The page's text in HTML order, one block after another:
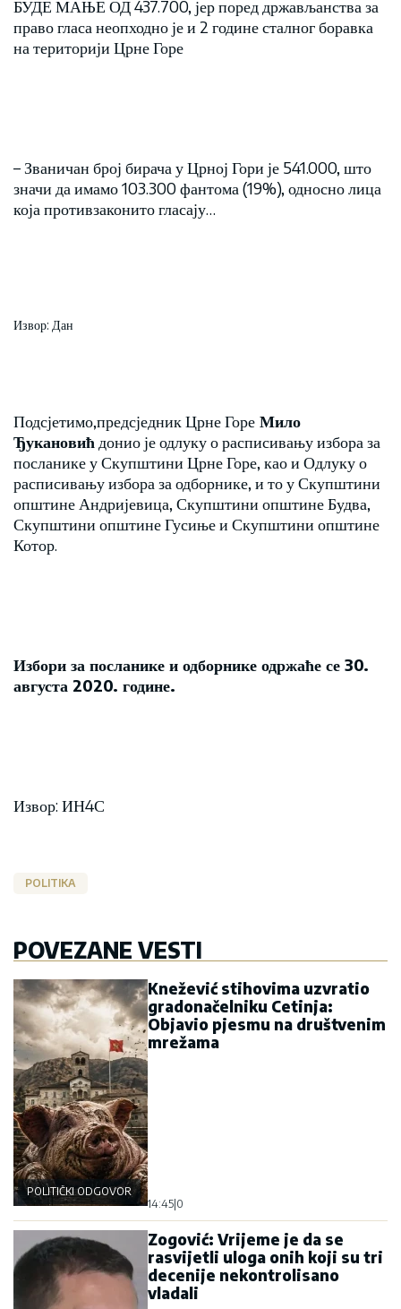
БУДЕ МАЊЕ ОД 437.700, јер поред држављанства за
право гласа неопходно је и 2 године сталног боравка
на територији Црне Горе
– Званичан број бирача у Црној Гори је 541.000, што
значи да имамо 103.300 фантома (19%), односно лица
која противзаконито гласају…
Извор: Дан
Подсјетимо,предсједник Црне Горе Мило
Ђукановић донио је одлуку о расписивању избора за
посланике у Скупштини Црне Горе, као и Одлуку о
расписивању избора за одборнике, и то у Скупштини
општине Андријевица, Скупштини општине Будва,
Скупштини општине Гусиње и Скупштини општине
Котор.
Избори за посланике и одборнике одржаће се 30.
августа 2020. године.
Извор: ИН4С
POLITIKA
POVEZANE VESTI
POLITIČKI ODGOVOR
Knežević stihovima uzvratio
gradonačelniku Cetinja:
Objavio pjesmu na društvenim
mrežama
14:45 0
Zogović: Vrijeme je da se
rasvijetli uloga onih koji su tri
decenije nekontrolisano
vladali